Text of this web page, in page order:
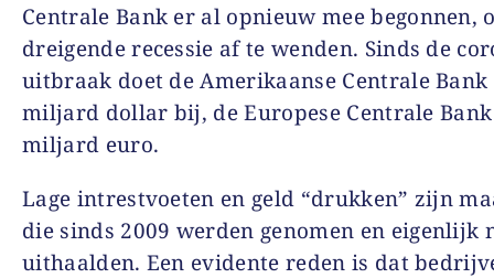
Centrale Bank er al opnieuw mee begonnen,
dreigende recessie af te wenden. Sinds de
uitbraak doet de Amerikaanse Centrale Bank
miljard dollar bij, de Europese Centrale
miljard euro.
Lage intrestvoeten en geld “drukken” zijn
die sinds 2009 werden genomen en eigenlijk
uithaalden. Een evidente reden is dat